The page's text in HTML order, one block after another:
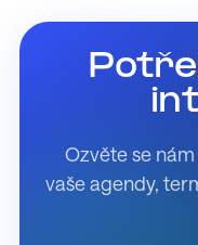
Ozvěte se
vaše agendy,